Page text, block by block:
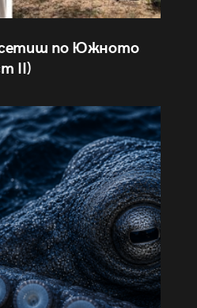
по Южното
II)